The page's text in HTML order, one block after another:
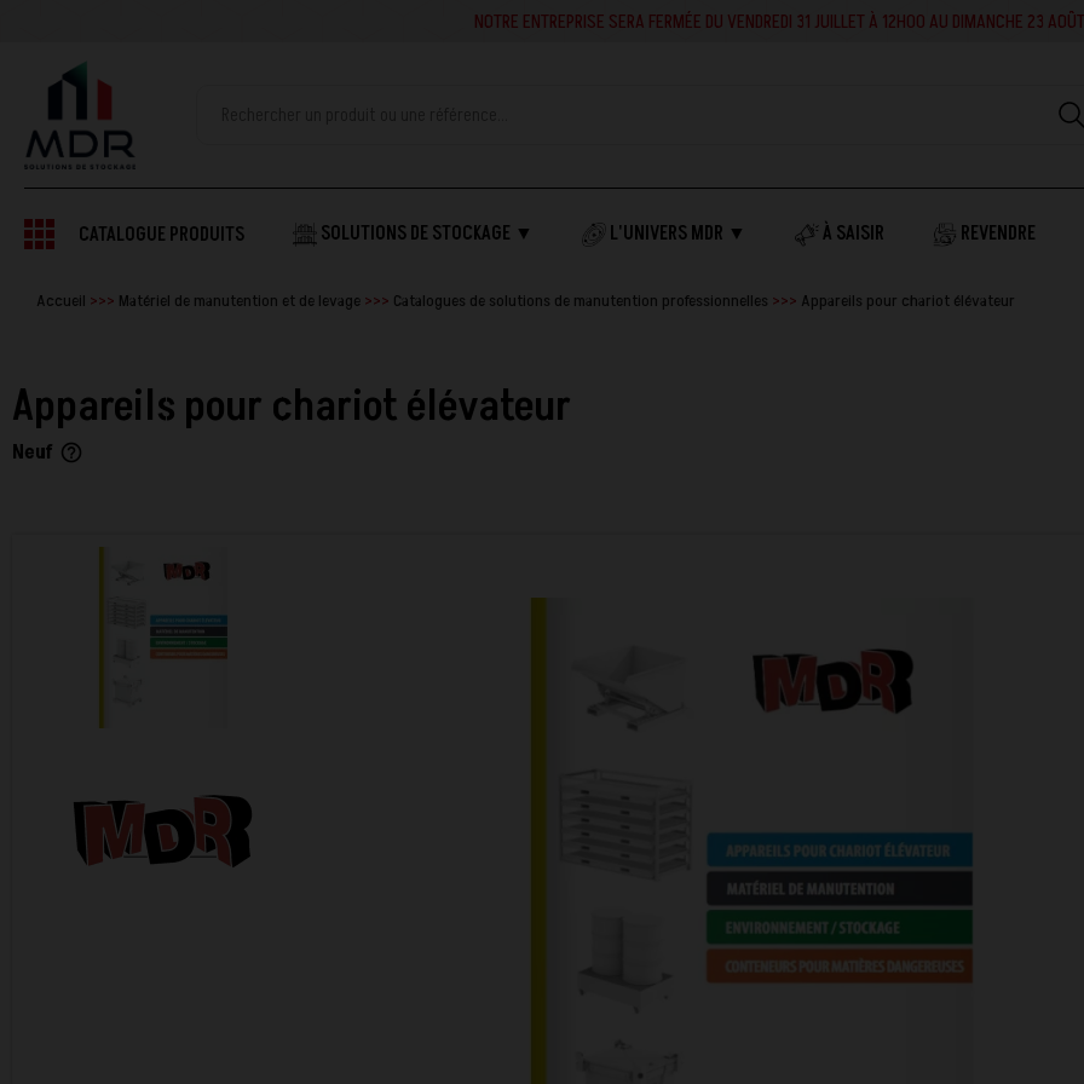
NOTRE ENTREPRISE SERA FERMÉE DU VENDREDI 31 JUILLET À 12H00 AU DIMANCHE 23 AOÛT INCLUS. EN
CATALOGUE PRODUITS SOLUTIONS DE STOCKAGE ▼ L'UNIVERS MDR ▼ À SAISIR REVENDRE
Accueil Matériel de manutention et de levage Catalogues de solutions de manutention professionnelles Appareils pour chariot élévateur
Appareils pour chariot élévateur
Neuf help_outline